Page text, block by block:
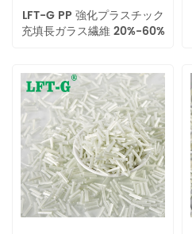
LFT-G PP 強化プラスチック
充填長ガラス繊維 20%-60%